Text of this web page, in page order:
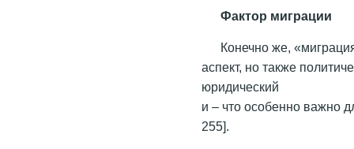
Фактор миграции
Конечно же,
аспект, но также
юридический
и – что особенно важно
255].